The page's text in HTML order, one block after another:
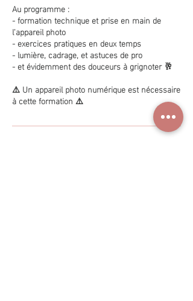
Au programme :
- formation technique et prise en main de
l'appareil photo
- exercices pratiques en deux temps
- lumière, cadrage, et astuces de pro
- et évidemment des douceurs à grignoter 🥂
⚠️ Un appareil photo numérique est nécessaire
à cette formation ⚠️